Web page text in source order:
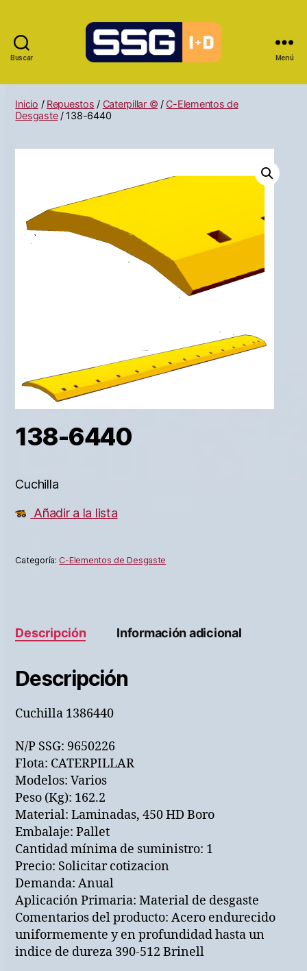
Buscar Menú
Inicio / Repuestos / Caterpillar © / C-Elementos de
Desgaste/ 138-6440
138-6440
Cuchilla
Añadir a la lista
Categoría: C-Elementos de Desgaste
Descripción Información adicional
Descripción
Cuchilla 1386440
N/P SSG: 9650226
Flota: CATERPILLAR
Modelos: Varios
Peso (Kg): 162.2
Material: Laminadas, 450 HD Boro
Embalaje: Pallet
Cantidad mínima de suministro: 1
Precio: Solicitar cotizacion
Demanda: Anual
Aplicación Primaria: Material de desgaste
Comentarios del producto: Acero endurecido
uniformemente y en profundidad hasta un
indice de dureza 390-512 Brinell